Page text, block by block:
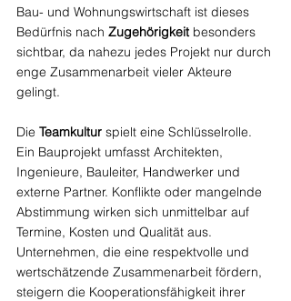
Bau- und Wohnungswirtschaft ist dieses
Bedürfnis nach Zugehörigkeit besonders
sichtbar, da nahezu jedes Projekt nur durch
enge Zusammenarbeit vieler Akteure
gelingt.
Die Teamkultur spielt eine Schlüsselrolle.
Ein Bauprojekt umfasst Architekten,
Ingenieure, Bauleiter, Handwerker und
externe Partner. Konflikte oder mangelnde
Abstimmung wirken sich unmittelbar auf
Termine, Kosten und Qualität aus.
Unternehmen, die eine respektvolle und
wertschätzende Zusammenarbeit fördern,
steigern die Kooperationsfähigkeit ihrer